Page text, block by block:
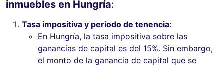
inmuebles en Hungría:
Tasa impositiva y período de tenencia:
En Hungría, la tasa impositiva sobre las
ganancias de capital es del 15%. Sin embargo,
el monto de la ganancia de capital que se